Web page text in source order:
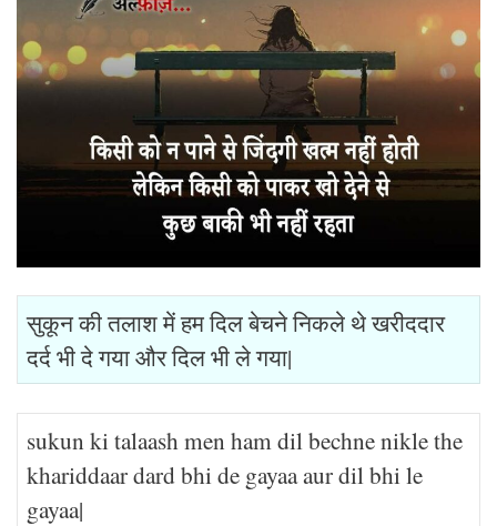
सुकून की तलाश में हम दिल बेचने निकले थे खरीददार
दर्द भी दे गया और दिल भी ले गया|
sukun ki talaash men ham dil bechne nikle the
khariddaar dard bhi de gayaa aur dil bhi le
gayaa|